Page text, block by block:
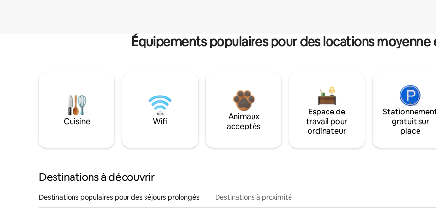
Équipements populaires pour des locations
Cuisine Wifi
Animaux
acceptés
Espace de
travail pour
ordinateur
gratuit sur
place
Destinations à découvrir
Destinations populaires pour des séjours prolongés Destinations à proximité